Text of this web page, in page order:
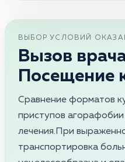
ВЫБОР УСЛОВИЙ
Вызов
Посещение
Сравнение форматов
приступов
лечения.При
транспортировка